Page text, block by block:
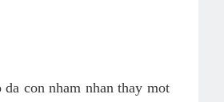
con nham nhan thay mot